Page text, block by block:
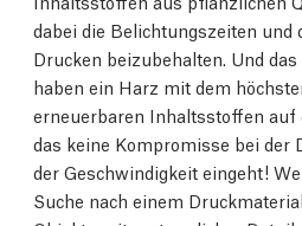
dabei die Belichtungszeiten und
Drucken beizubehalten. Und
haben ein Harz mit dem
erneuerbaren Inhaltsstoffen auf
das keine Kompromisse bei der
der Geschwindigkeit eingeht!
Suche nach einem